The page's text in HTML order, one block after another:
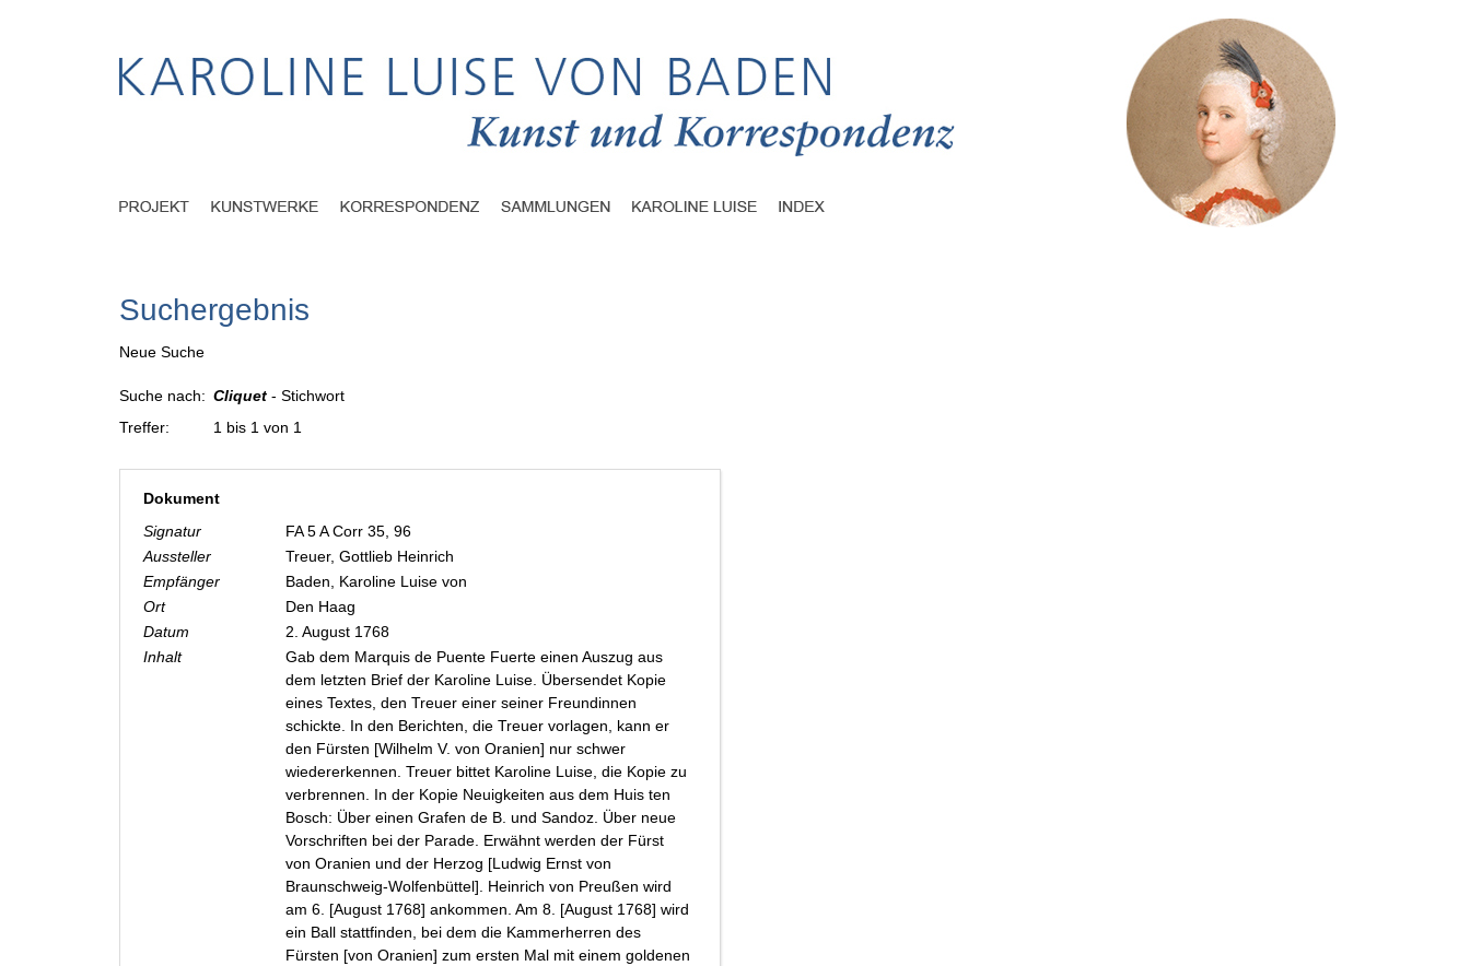
Suchergebnis
Neue Suche
Suche nach: Cliquet - Stichwort
Treffer:
1 bis 1 von 1
Dokument
Signatur
FA 5 A Corr 35, 96
Aussteller
Treuer, Gottlieb Heinrich
Empfänger
Baden, Karoline Luise von
Ort
Den Haag
Datum
2. August 1768
Inhalt
Gab dem Marquis de Puente Fuerte einen Auszug aus
dem letzten Brief der Karoline Luise. Übersendet Kopie
eines Textes, den Treuer einer seiner Freundinnen
schickte. In den Berichten, die Treuer vorlagen, kann er
den Fürsten [Wilhelm V. von Oranien] nur schwer
wiedererkennen. Treuer bittet Karoline Luise, die Kopie zu
verbrennen. In der Kopie Neuigkeiten aus dem Huis ten
Bosch: Über einen Grafen de B. und Sandoz. Über neue
Vorschriften bei der Parade. Erwähnt werden der Fürst
von Oranien und der Herzog [Ludwig Ernst von
Braunschweig-Wolfenbüttel]. Heinrich von Preußen wird
am 6. [August 1768] ankommen. Am 8. [August 1768] wird
ein Ball stattfinden, bei dem die Kammerherren des
Fürsten [von Oranien] zum ersten Mal mit einem goldenen